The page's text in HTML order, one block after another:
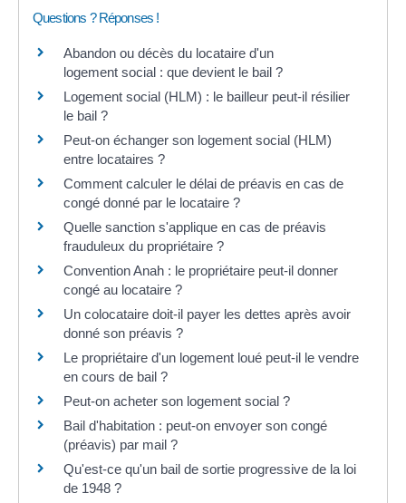
Questions ? Réponses !
Abandon ou décès du locataire d'un
logement social : que devient le bail ?
Logement social (HLM) : le bailleur peut-il résilier
le bail ?
Peut-on échanger son logement social (HLM)
entre locataires ?
Comment calculer le délai de préavis en cas de
congé donné par le locataire ?
Quelle sanction s'applique en cas de préavis
frauduleux du propriétaire ?
Convention Anah : le propriétaire peut-il donner
congé au locataire ?
Un colocataire doit-il payer les dettes après avoir
donné son préavis ?
Le propriétaire d'un logement loué peut-il le vendre
en cours de bail ?
Peut-on acheter son logement social ?
Bail d'habitation : peut-on envoyer son congé
(préavis) par mail ?
Qu'est-ce qu'un bail de sortie progressive de la loi
de 1948 ?